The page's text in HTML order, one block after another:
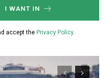
I WANT IN
accept the Privacy Policy.